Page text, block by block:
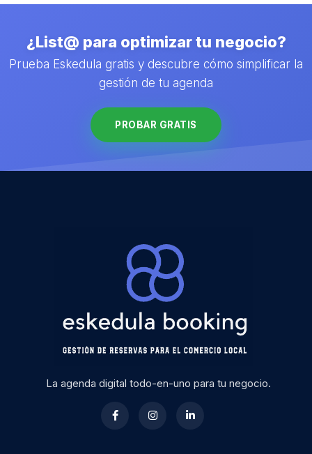
¿List@ para optimizar tu negocio?
Prueba Eskedula gratis y descubre cómo simplificar la
gestión de tu agenda
PROBAR GRATIS
La agenda digital todo-en-uno para tu negocio.